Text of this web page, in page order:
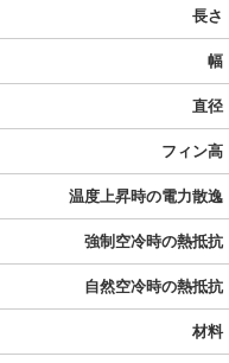
長さ
幅
直径
フィン高
温度上昇時の電力散逸
強制空冷時の熱抵抗
自然空冷時の熱抵抗
材料